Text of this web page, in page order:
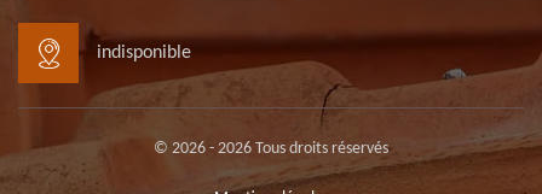
indisponible
© 2026 - 2026 Tous droits réservés